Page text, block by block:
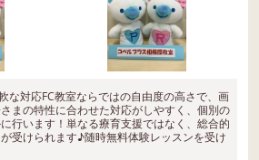
な対応FC教室ならではの自由度の高さで、画
まの特性に合わせた対応がしやすく、個別の
行います！単なる療育支援ではなく、総合的
受けられます♪随時無料体験レッスンを受け